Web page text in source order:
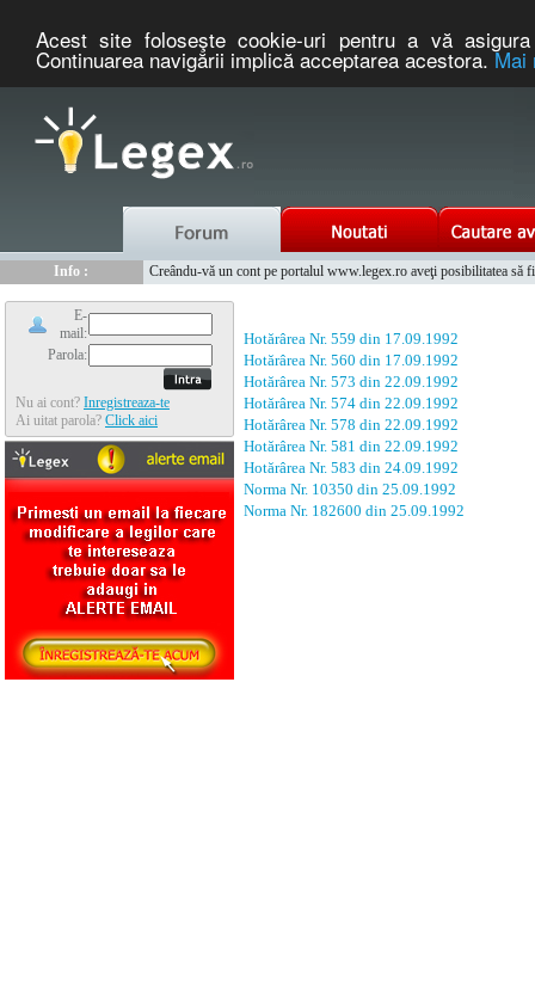
Acest site foloseşte cookie-uri pentru a vă
Continuarea navigării implică acceptarea acestora.Mai
Info :
Creându-vă un cont pe portalul www.legex.ro aveţi posibilitatea să
E-
mail:
Parola:
Nu ai cont? Inregistreaza-te
Ai uitat parola? Click aici
Hotărârea Nr. 559 din 17.09.1992
Hotărârea Nr. 560 din 17.09.1992
Hotărârea Nr. 573 din 22.09.1992
Hotărârea Nr. 574 din 22.09.1992
Hotărârea Nr. 578 din 22.09.1992
Hotărârea Nr. 581 din 22.09.1992
Hotărârea Nr. 583 din 24.09.1992
Norma Nr. 10350 din 25.09.1992
Norma Nr. 182600 din 25.09.1992